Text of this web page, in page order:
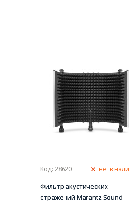
Код: 28620 нет в
Фильтр акустических
отражений Marantz Sound